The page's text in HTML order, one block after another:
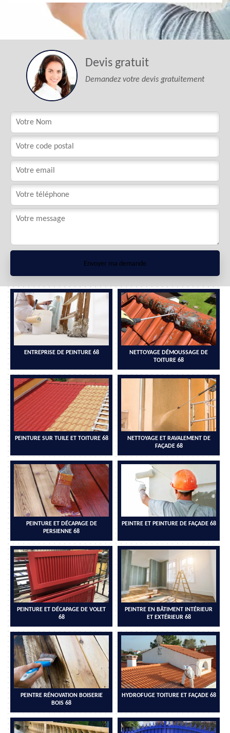
Devis gratuit
Demandez votre devis gratuitement
ENTREPRISE DE PEINTURE 68
NETTOYAGE DÉMOUSSAGE DE
TOITURE 68
PEINTURE SUR TUILE ET TOITURE 68
NETTOYAGE ET RAVALEMENT DE
FAÇADE 68
PEINTURE ET DÉCAPAGE DE
PERSIENNE 68
PEINTRE ET PEINTURE DE FAÇADE 68
PEINTURE ET DÉCAPAGE DE VOLET
68
PEINTRE EN BÂTIMENT INTÉRIEUR
ET EXTÉRIEUR 68
PEINTRE RÉNOVATION BOISERIE
BOIS 68
HYDROFUGE TOITURE ET FAÇADE 68